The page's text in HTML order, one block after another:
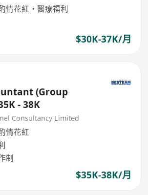
情花紅，醫療福利
$30K-37K/月
(Group
- 38K
Consultancy Limited
情花紅
制
$35K-38K/月